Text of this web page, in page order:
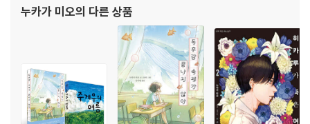
누카가 미오의 다른 상품